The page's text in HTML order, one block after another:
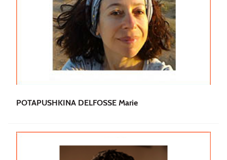
POTAPUSHKINA DELFOSSE Marie